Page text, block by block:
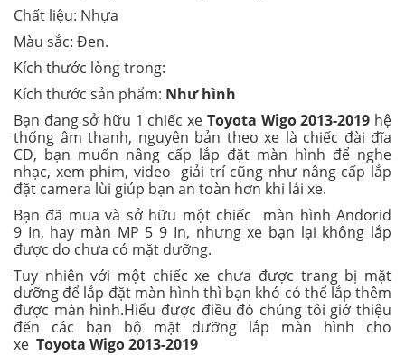
Chất liệu: Nhựa
Màu sắc: Đen.
Kích thước lòng trong:
Kích thước sản phẩm: Như hình
Bạn đang sở hữu 1 chiếc xe Toyota Wigo2013-2019 hệ
thống âm thanh, nguyên bản theo xe là chiếc đài đĩa
CD, bạn muốn nâng cấp lắp đặt màn hình để nghe
nhạc, xem phim, video giải trí cũng như nâng cấp lắp
đặt camera lùi giúp bạn an toàn hơn khi lái xe.
Bạn đã mua và sở hữu một chiếc màn hình Andorid
9 In, hay màn MP 5 9 In, nhưng xe bạn lại không lắp
được do chưa có mặt dưỡng.
Tuy nhiên với một chiếc xe chưa được trang bị mặt
dưỡng để lắp đặt màn hình thì bạn khó có thể lắp thêm
được màn hình.Hiểu được điều đó chúng tôi giớ thiệu
đến các bạn bộ mặt dưỡng lắp màn hình cho
xe Toyota Wigo2013-2019